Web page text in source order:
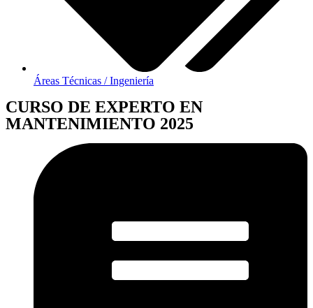
Áreas Técnicas / Ingeniería
CURSO DE EXPERTO EN
MANTENIMIENTO 2025